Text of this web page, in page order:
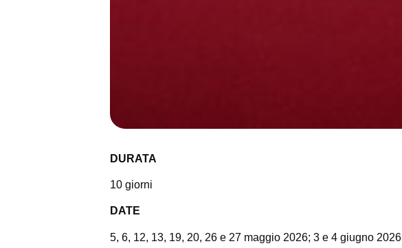
DURATA
10 giorni
DATE
5, 6, 12, 13, 19, 20, 26 e 27 maggio 2026; 3 e 4 giugno 2026